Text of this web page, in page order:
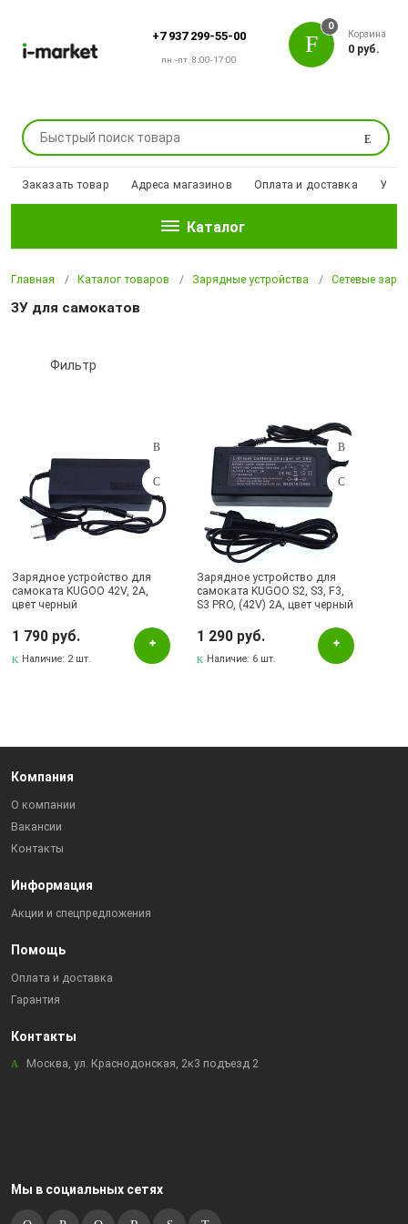
+7 937 299-55-00
пн.-пт. 8:00-17:00
Поиск
0
Корзина
0 руб.
Заказать товар Адреса магазинов Оплата и доставка
Каталог
Главная Каталог товаров Зарядные устройства Сетевые
ЗУ для самокатов
Фильтр
Розничная цена
Цвет
Черный
Бугульма, ул.Тукая, 70
Зарядное устройство для
самоката KUGOO 42V, 2A,
цвет черный
1 790 руб.
Наличие: 2 шт.
Зарядное устройство для
самоката KUGOO S2, S3, F3,
S3 PRO, (42V) 2A, цвет черный
1 290 руб.
Наличие: 6 шт.
Компания
О компании
Вакансии
Контакты
Информация
Акции и спецпредложения
Помощь
Оплата и доставка
Гарантия
Контакты
Москва, ул. Краснодонская, 2к3 подъезд 2
Мы в социальных сетях